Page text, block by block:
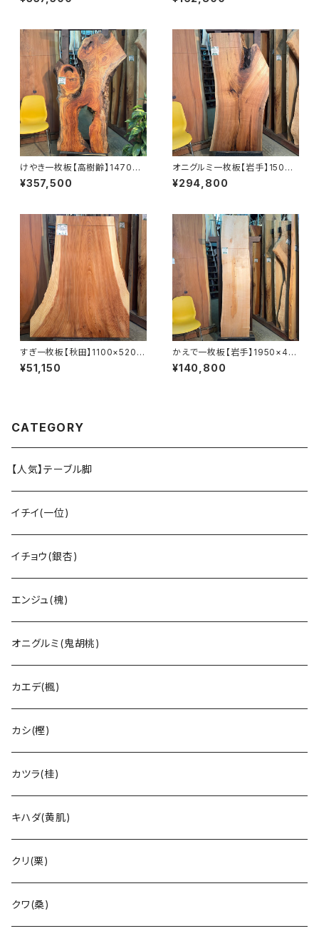
済み】
み】
けやき一枚板【高樹齢】1470×5
50~630×53㎜【オイル塗装 仕
上げ済み】
¥357,500
オニグルミ一枚板【岩手】1500×
370~700×69㎜【オイル塗装
仕上げ済み】
¥294,800
すぎ一枚板【秋田】1100×520~
900×40㎜【オイル塗装 仕上げ
済み】
¥51,150
かえで一枚板【岩手】1950×40
0~470×50㎜【オイル塗装 仕
上げ済み】
¥140,800
CATEGORY
【人気】テーブル脚
イチイ(一位)
イチョウ(銀杏)
エンジュ(槐)
オニグルミ(鬼胡桃)
カエデ(楓)
カシ(樫)
カツラ(桂)
キハダ(黄肌)
クリ(栗)
クワ(桑)